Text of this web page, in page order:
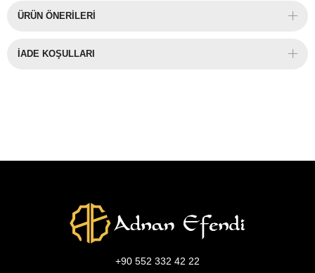
ÜRÜN ÖNERILERI
İADE KOŞULLARI
+90 552 332 42 22